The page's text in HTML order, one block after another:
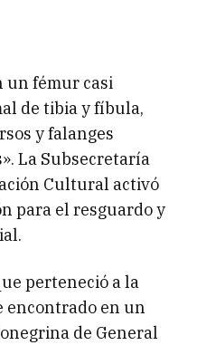
un fémur casi
de tibia y fíbula,
y falanges
La Subsecretaría
Cultural activó
para el resguardo y
perteneció a la
encontrado en un
de General